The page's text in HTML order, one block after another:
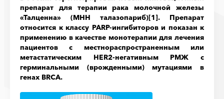
препарат для терапии рака молочной железы
«Талценна» (МНН талазопариб)[1]. Препарат
относится к классу PARP-ингибиторов и показан к
применению в качестве монотерапии для лечения
пациентов с местнораспространенным или
метастатическим HER2-негативным РМЖ с
герминальными (врожденными) мутациями в
генах BRCA.